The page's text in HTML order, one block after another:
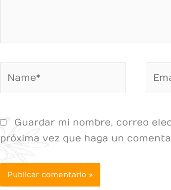
Guardar mi nombre, correo
próxima vez que haga un